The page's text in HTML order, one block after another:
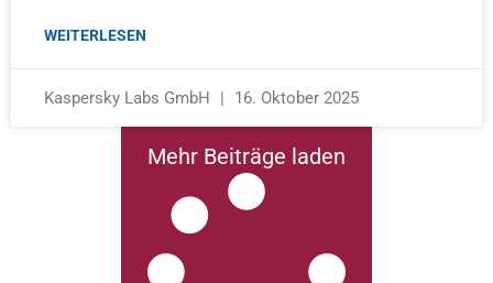
WEITERLESEN
Kaspersky Labs GmbH 16. Oktober 2025
Mehr Beiträge laden